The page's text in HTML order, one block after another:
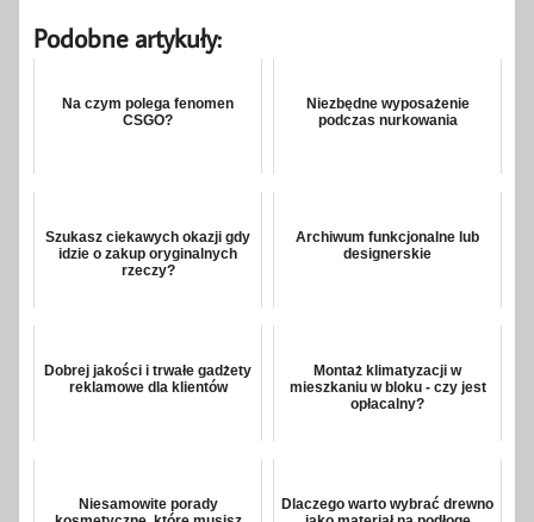
Podobne artykuły:
Na czym polega fenomen
CSGO?
Niezbędne wyposażenie
podczas nurkowania
Szukasz ciekawych okazji gdy
idzie o zakup oryginalnych
rzeczy?
Archiwum funkcjonalne lub
designerskie
Dobrej jakości i trwałe gadżety
reklamowe dla klientów
Montaż klimatyzacji w
mieszkaniu w bloku - czy jest
opłacalny?
Niesamowite porady
Dlaczego warto wybrać drewno